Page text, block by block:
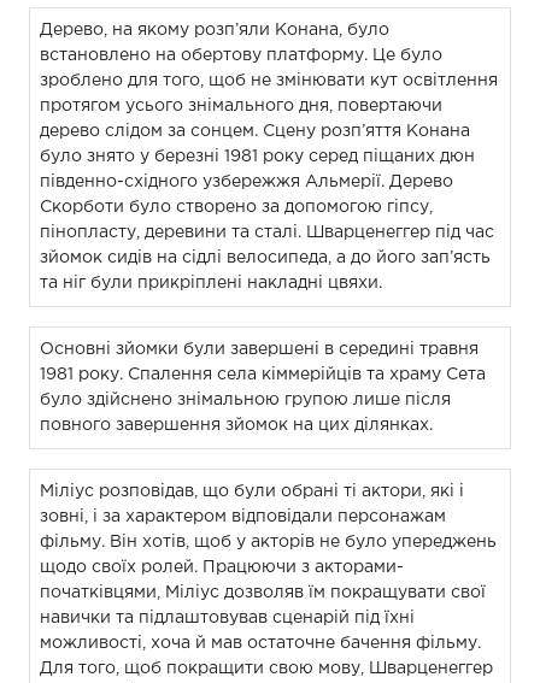
Дерево, на якому розп’яли Конана, було
встановлено на обертову платформу. Це було
зроблено для того, щоб не змінювати кут освітлення
протягом усього знімального дня, повертаючи
дерево слідом за сонцем. Сцену розп’яття Конана
було знято у березні 1981 року серед піщаних дюн
південно-східного узбережжя Альмерії. Дерево
Скорботи було створено за допомогою гіпсу,
пінопласту, деревини та сталі. Шварценеггер під час
зйомок сидів на сідлі велосипеда, а до його зап’ясть
та ніг були прикріплені накладні цвяхи.
Основні зйомки були завершені в середині травня
1981 року. Спалення села кіммерійців та храму Сета
було здійснено знімальною групою лише після
повного завершення зйомок на цих ділянках.
Міліус розповідав, що були обрані ті актори, які і
зовні, і за характером відповідали персонажам
фільму. Він хотів, щоб у акторів не було упереджень
щодо своїх ролей. Працюючи з акторами-
початківцями, Міліус дозволяв їм покращувати свої
навички та підлаштовував сценарій під їхні
можливості, хоча й мав остаточне бачення фільму.
Для того, щоб покращити свою мову, Шварценеггер